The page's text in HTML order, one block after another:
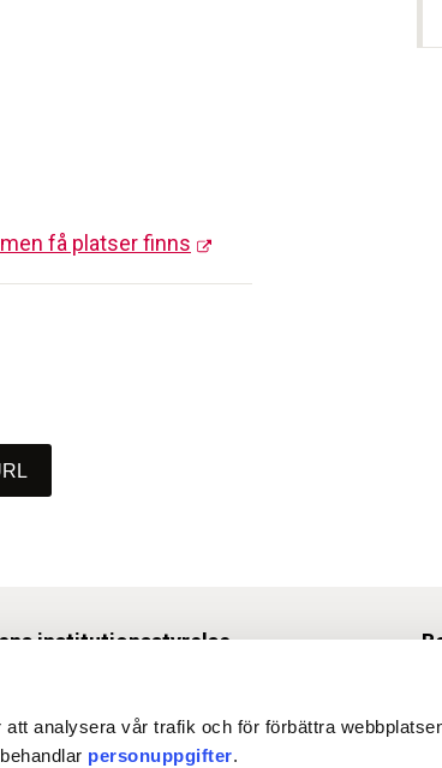
analysera vår trafik och för förbättra
personuppgifter.
få platser finns
institutionsstyrelse
010-453 40 00
Fax 010-453 40 50